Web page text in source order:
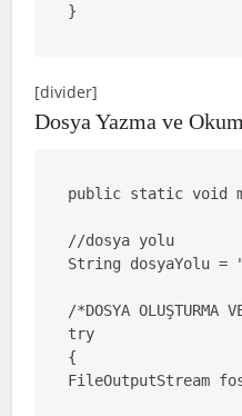
}
[divider]
Dosya Yazma ve
public static void
//dosya yolu
String dosyaYolu
/*DOSYA OLUŞTURMA
try
{
FileOutputStream